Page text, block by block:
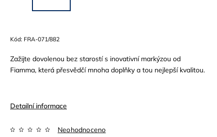
Kód: FRA-071/882
Zažijte dovolenou bez starostí s inovativní markýzou od
Fiamma, která přesvědčí mnoha doplňky a tou nejlepší kvalitou.
Detailní informace
Neohodnoceno